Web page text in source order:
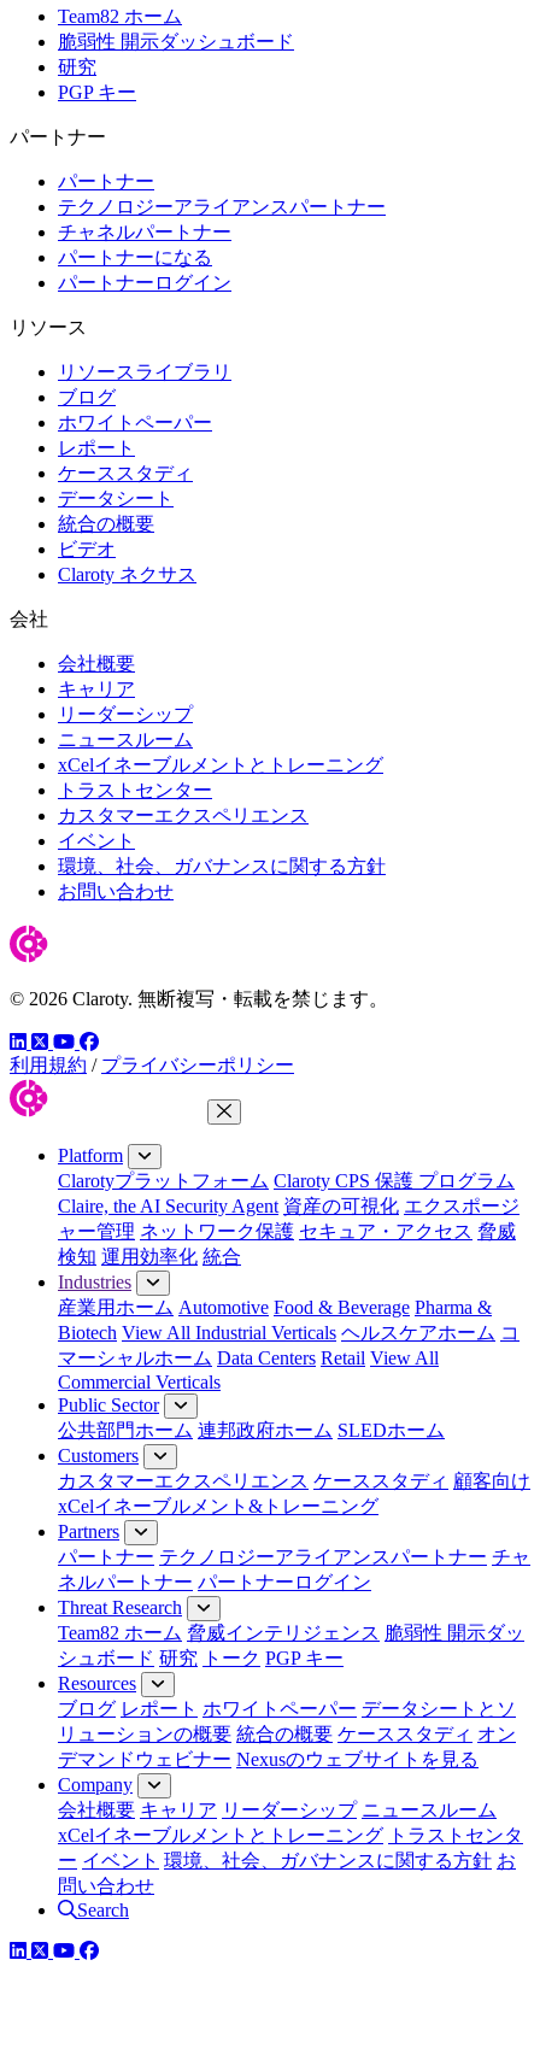
Team82 ホーム
脆弱性 開示ダッシュボード
研究
PGP キー
パートナー
パートナー
テクノロジーアライアンスパートナー
チャネルパートナー
パートナーになる
パートナーログイン
リソース
リソースライブラリ
ブログ
ホワイトペーパー
レポート
ケーススタディ
データシート
統合の概要
ビデオ
Claroty ネクサス
会社
会社概要
キャリア
リーダーシップ
ニュースルーム
xCelイネーブルメントとトレーニング
トラストセンター
カスタマーエクスペリエンス
イベント
環境、社会、ガバナンスに関する方針
お問い合わせ
© 2026 Claroty. 無断複写・転載を禁じます。
LinkedIn
ツイッター
YouTube
Facebook
利用規約 / プライバシーポリシー
Close Menu
Platform
Clarotyプラットフォーム Claroty CPS 保護 プログラム
Claire, the AI Security Agent 資産の可視化 エクスポージ
ャー管理 ネットワーク保護 セキュア・アクセス 脅威
検知 運用効率化 統合
Industries
産業用ホーム Automotive Food & Beverage Pharma &
Biotech View All Industrial Verticals ヘルスケアホーム コ
マーシャルホーム Data Centers Retail View All
Commercial Verticals
Public Sector
公共部門ホーム 連邦政府ホーム SLEDホーム
Customers
カスタマーエクスペリエンス ケーススタディ 顧客向け
xCelイネーブルメント&トレーニング
Partners
パートナー テクノロジーアライアンスパートナー チャ
ネルパートナー パートナーログイン
Threat Research
Team82 ホーム 脅威インテリジェンス 脆弱性 開示ダッ
シュボード 研究 トーク PGP キー
Resources
ブログ レポート ホワイトペーパー データシートとソ
リューションの概要 統合の概要 ケーススタディ オン
デマンドウェビナー Nexusのウェブサイトを見る
Company
会社概要 キャリア リーダーシップ ニュースルーム
xCelイネーブルメントとトレーニング トラストセンタ
ー イベント 環境、社会、ガバナンスに関する方針 お
問い合わせ
Search
LinkedIn
ツイッター
YouTube
Facebook